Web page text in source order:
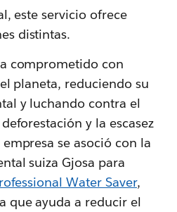
este servicio ofrece
distintas.
comprometido con
planeta, reduciendo su
y luchando contra el
y la escasez
se asoció con la
suiza Gjosa para
Water Saver,
que ayuda a reducir el